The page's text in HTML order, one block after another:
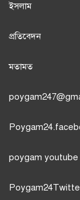
ইসলাম
প্রতিবেদন
মতামত
poygam247
poygam youtube
Poygam24